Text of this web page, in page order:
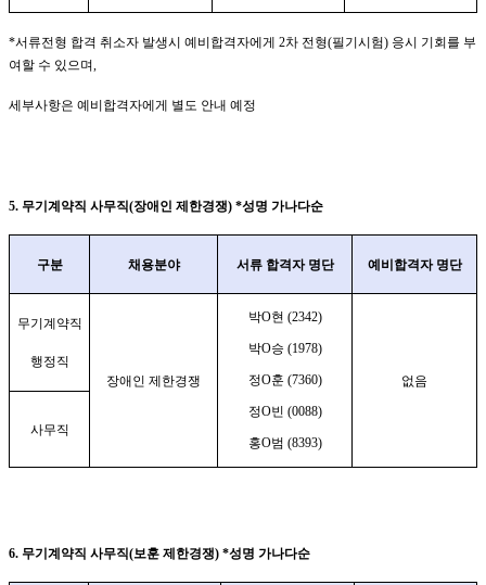
*서류전형 합격 취소자 발생시 예비합격자에게 2차 전형(필기시험) 응시 기회를 부
여할 수 있으며,
세부사항은 예비합격자에게 별도 안내 예정
5. 무기계약직 사무직(장애인 제한경쟁) *성명 가나다순
구분 채용분야 서류 합격자 명단 예비합격자 명단
무기계약직
행정직
장애인 제한경쟁
박O현 (2342)
박O승 (1978)
정O훈 (7360)
정O빈 (0088)
홍O범 (8393)
없음
사무직
6. 무기계약직 사무직(보훈 제한경쟁) *성명 가나다순